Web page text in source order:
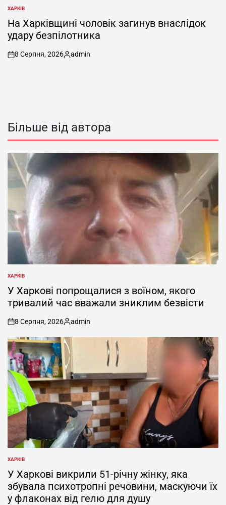
ОПУБЛІКУВАТИ
У
ХАРКІВ
На Харківщині чоловік загинув внаслідок
удару безпілотника
on
8 Серпня, 2026
Опубліковано
admin
Більше від автора
ОПУБЛІКУВАТИ
У
ХАРКІВ
У Харкові попрощалися з воїном, якого
тривалий час вважали зниклим безвісти
on
8 Серпня, 2026
Опубліковано
admin
ОПУБЛІКУВАТИ
У
ХАРКІВ
У Харкові викрили 51-річну жінку, яка
збувала психотропні речовини, маскуючи їх
у флаконах від гелю для душу